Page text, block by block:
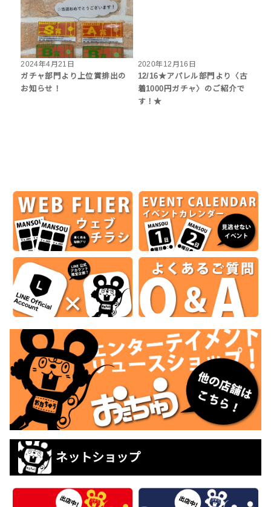
2024年4月21日
ガチャ部門より上位賞排出の
お知らせ！
2020年12月16日
12/16★アパレル部門より〈古
着1000円ガチャ〉のご紹介で
す！★
ネットショップ